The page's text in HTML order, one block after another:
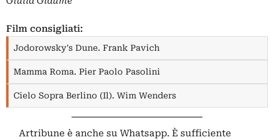
Film consigliati:
Jodorowsky's Dune. Frank Pavich
Mamma Roma. Pier Paolo Pasolini
Cielo Sopra Berlino (Il). Wim Wenders
Artribune è anche su Whatsapp. È sufficiente